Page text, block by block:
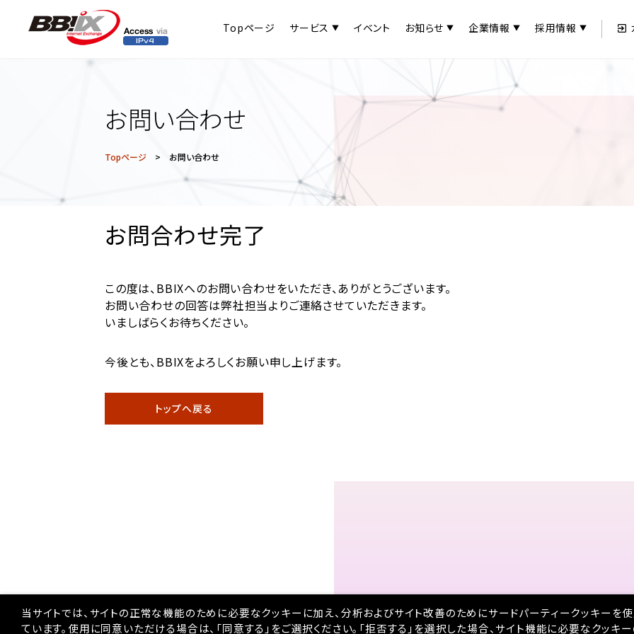
Topページ サービス イベント お知らせ 企業情報 採用情報
お問い合わせ
Topページ > お問い合わせ
お問合わせ完了
この度は、BBIXへのお問い合わせをいただき、ありがとうございます。
お問い合わせの回答は弊社担当よりご連絡させていただきます。
いましばらくお待ちください。
今後とも、BBIXをよろしくお願い申し上げます。
トップへ戻る
当サイトでは、サイトの正常な機能のために必要なクッキーに加え、分析およびサイト改善のためにサードパーティークッキーを
ています。使用に同意いただける場合は、「同意する」をご選択ください。「拒否する」を選択した場合、サイト機能に必要なクッキ